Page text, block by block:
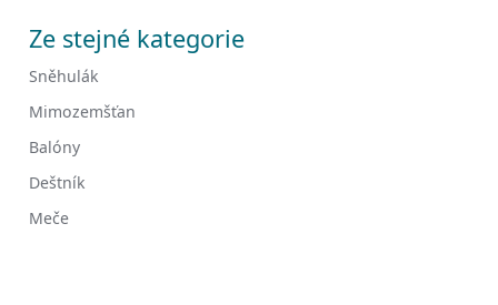
Ze stejné kategorie
Sněhulák
Mimozemšťan
Balóny
Deštník
Meče